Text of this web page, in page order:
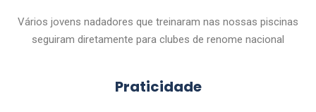
Vários jovens nadadores que treinaram nas nossas piscinas
seguiram diretamente para clubes de renome nacional
Praticidade